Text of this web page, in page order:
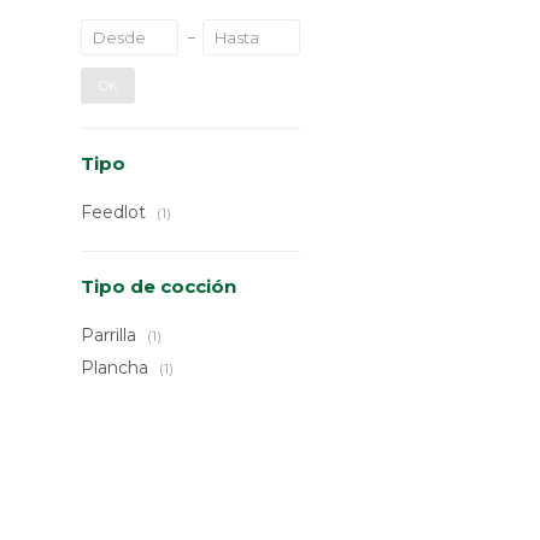
OK
Tipo
Feedlot (1)
Tipo de cocción
Parrilla (1)
Plancha (1)